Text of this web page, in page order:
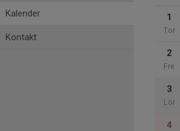
Kalender
Kontakt
1
Tor
2
Fre
3
Lör
4